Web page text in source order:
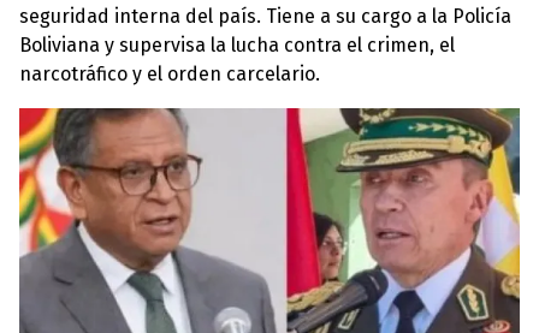
seguridad interna del país. Tiene a su cargo a la Policía
Boliviana y supervisa la lucha contra el crimen, el
narcotráfico y el orden carcelario.